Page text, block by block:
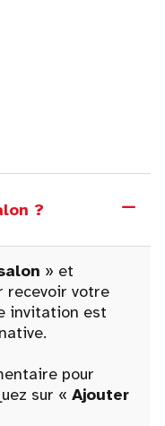
?
» et
recevoir votre
invitation est
pour
sur « Ajouter